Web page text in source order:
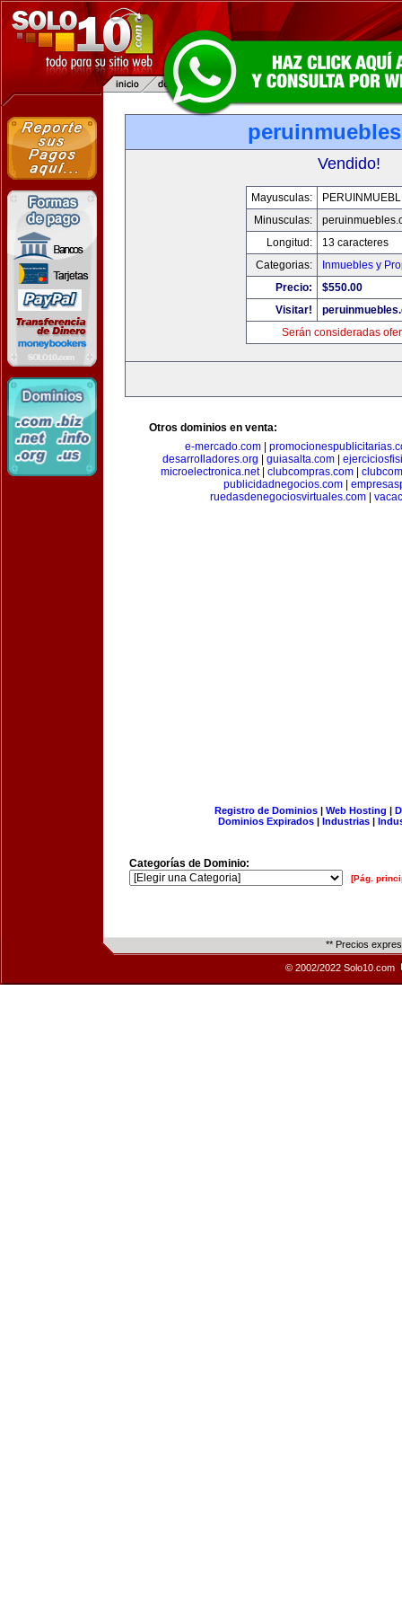
Vendido!
Mayusculas:
Minusculas:
Longitud:
13 caracteres
Categorias:
Inmuebles y
Precio:
$550.00
Visitar!
Serán consideradas
Otros dominios en venta:
e-mercado.com|
desarrolladores.org
guiasalta.com|
microelectronica.net| clubcompras.com
publicidadnegocios.com
ruedasdenegociosvirtuales.com|
Registro de Dominios| Web Hosting |
Dominios Expirados | Industrias |
Categorías de Dominio:
[Pág.
** Precios
© 2002/2022 Solo10.com